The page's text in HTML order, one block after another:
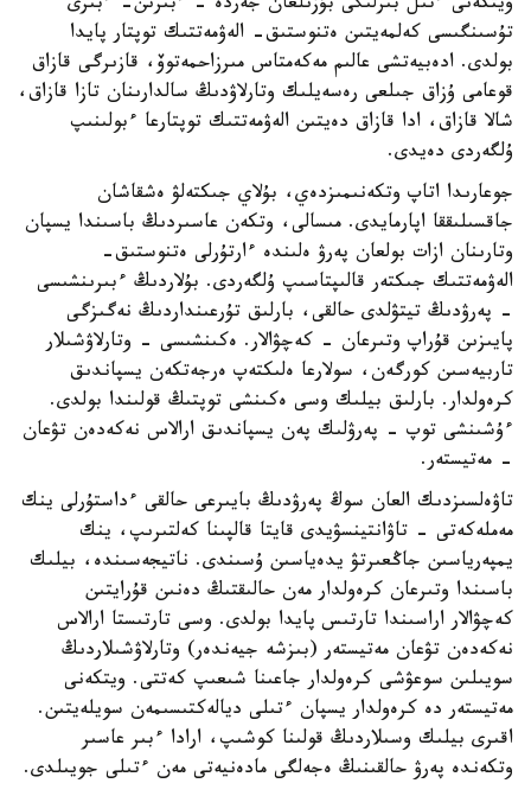
تۇسىنگىسى كەلمەيتىن ەتنوستىق- الەۋمەتتىك توپتار پايدا
بولدى. ادەبيەتشى عالىم مەكەمتاس مىرزاحمەتوۆ، قازىرگى قازاق
قوعامى ۇزاق جىلعى رەسەيلىك وتارلاۋدىڭ سالدارىنان تازا قازاق،
شالا قازاق، ادا قازاق دەيتىن الەۋمەتتىك توپتارعا ءبولىنىپ
ۇلگەردى دەيدى.
جوعارىدا اتاپ وتكەنىمىزدەي، بۇلاي جىكتەلۋ ەشقاشان
جاقسىلىققا اپارمايدى. مىسالى، وتكەن عاسىردىڭ باسىندا يسپان
وتارىنان ازات بولعان پەرۋ ەلىندە ءارتۇرلى ەتنوستىق-
الەۋمەتتىك جىكتەر قالىپتاسىپ ۇلگەردى. بۇلاردىڭ ءبىرىنشىسى
- پەرۋدىڭ تيتۋلدى حالقى، بارلىق تۇرعىنداردىڭ نەگىزگى
پايىزىن قۇراپ وتىرعان - كەچۋالار. ەكىنشىسى - وتارلاۋشىلار
تاربيەسىن كورگەن، سولارعا ەلىكتەپ ەرجەتكەن يسپاندىق
كرەولدار. بارلىق بيلىك وسى ەكىنشى توپتىڭ قولىندا بولدى.
ءۇشىنشى توپ - پەرۋلىك پەن يسپاندىق ارالاس نەكەدەن تۋعان
- مەتيستەر.
تاۋەلسىزدىك العان سوڭ پەرۋدىڭ بايىرعى حالقى ءداستۇرلى ينك
مەملەكەتى - تاۋانتينسۋيدى قايتا قالپىنا كەلتىرىپ، ينك
يمپەرياسىن جاڭعىرتۋ يدەياسىن ۇسىندى. ناتيجەسىندە، بيلىك
باسىندا وتىرعان كرەولدار مەن حالىقتىڭ دەنىن قۇرايتىن
كەچۋالار اراسىندا تارتىس پايدا بولدى. وسى تارتىستا ارالاس
نەكەدەن تۋعان مەتيستەر (بىزشە جيەندەر) وتارلاۋشىلاردىڭ
سويىلىن سوعۋشى كرەولدار جاعىنا شىعىپ كەتتى. ويتكەنى
مەتيستەر دە كرەولدار يسپان ءتىلى ديالەكتىسىمەن سويلەيتىن.
اقىرى بيلىك وسىلاردىڭ قولىنا كوشىپ، ارادا ءبىر عاسىر
وتكەندە پەرۋ حالقىنىڭ ەجەلگى مادەنيەتى مەن ءتىلى جويىلدى.